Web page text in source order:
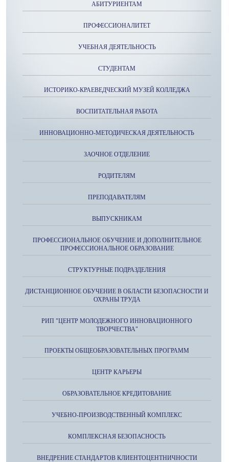
АБИТУРИЕНТАМ
ПРОФЕССИОНАЛИТЕТ
УЧЕБНАЯ ДЕЯТЕЛЬНОСТЬ
СТУДЕНТАМ
ИСТОРИКО-КРАЕВЕДЧЕСКИЙ МУЗЕЙ КОЛЛЕДЖА
ВОСПИТАТЕЛЬНАЯ РАБОТА
ИННОВАЦИОННО-МЕТОДИЧЕСКАЯ ДЕЯТЕЛЬНОСТЬ
ЗАОЧНОЕ ОТДЕЛЕНИЕ
РОДИТЕЛЯМ
ПРЕПОДАВАТЕЛЯМ
ВЫПУСКНИКАМ
ПРОФЕССИОНАЛЬНОЕ ОБУЧЕНИЕ И ДОПОЛНИТЕЛЬНОЕ
ПРОФЕССИОНАЛЬНОЕ ОБРАЗОВАНИЕ
СТРУКТУРНЫЕ ПОДРАЗДЕЛЕНИЯ
ДИСТАНЦИОННОЕ ОБУЧЕНИЕ В ОБЛАСТИ БЕЗОПАСНОСТИ И
ОХРАНЫ ТРУДА
РИП "ЦЕНТР МОЛОДЕЖНОГО ИННОВАЦИОННОГО
ТВОРЧЕСТВА"
ПРОЕКТЫ ОБЩЕОБРАЗОВАТЕЛЬНЫХ ПРОГРАММ
ЦЕНТР КАРЬЕРЫ
ОБРАЗОВАТЕЛЬНОЕ КРЕДИТОВАНИЕ
УЧЕБНО-ПРОИЗВОДСТВЕННЫЙ КОМПЛЕКС
КОМПЛЕКСНАЯ БЕЗОПАСНОСТЬ
ВНЕДРЕНИЕ СТАНДАРТОВ КЛИЕНТОЦЕНТНИЧНОСТИ